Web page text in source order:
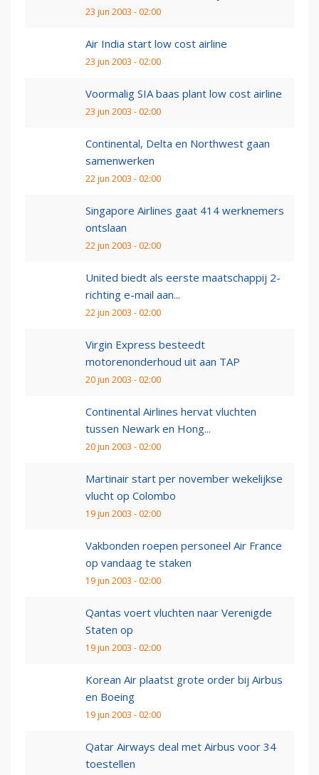
23 jun 2003 - 02:00
Air India start low cost airline
23 jun 2003 - 02:00
Voormalig SIA baas plant low cost airline
23 jun 2003 - 02:00
Continental, Delta en Northwest gaan
samenwerken
22 jun 2003 - 02:00
Singapore Airlines gaat 414 werknemers
ontslaan
22 jun 2003 - 02:00
United biedt als eerste maatschappij 2-
richting e-mail aan...
22 jun 2003 - 02:00
Virgin Express besteedt
motorenonderhoud uit aan TAP
20 jun 2003 - 02:00
Continental Airlines hervat vluchten
tussen Newark en Hong...
20 jun 2003 - 02:00
Martinair start per november wekelijkse
vlucht op Colombo
19 jun 2003 - 02:00
Vakbonden roepen personeel Air France
op vandaag te staken
19 jun 2003 - 02:00
Qantas voert vluchten naar Verenigde
Staten op
19 jun 2003 - 02:00
Korean Air plaatst grote order bij Airbus
en Boeing
19 jun 2003 - 02:00
Qatar Airways deal met Airbus voor 34
toestellen